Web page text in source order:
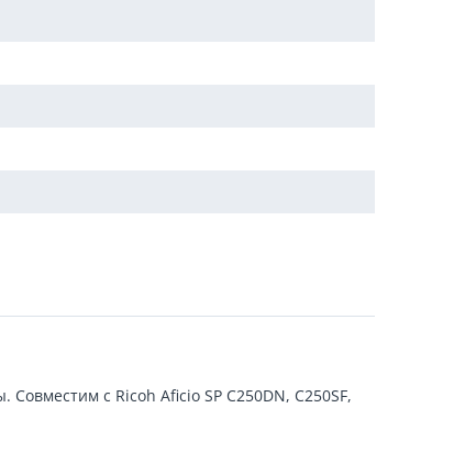
с Ricoh Aficio SP C250DN, C250SF,